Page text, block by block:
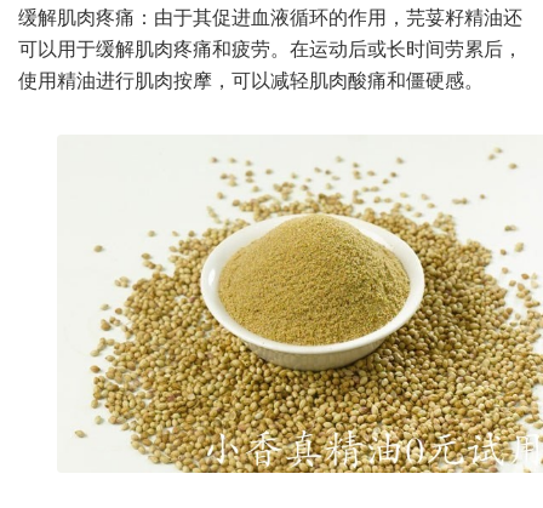
缓解肌肉疼痛：由于其促进血液循环的作用，芫荽籽精油还
可以用于缓解肌肉疼痛和疲劳。在运动后或长时间劳累后，
使用精油进行肌肉按摩，可以减轻肌肉酸痛和僵硬感。